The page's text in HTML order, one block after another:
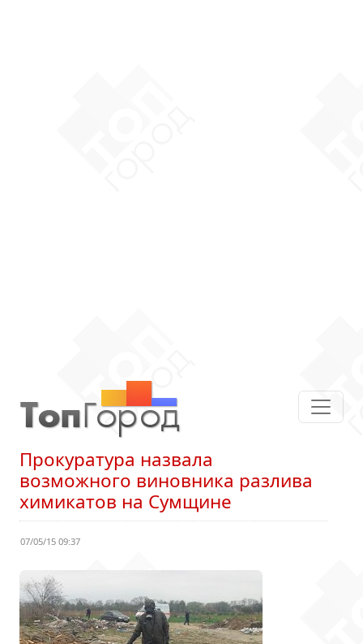
Прокуратура назвала
возможного виновника разлива
химикатов на Сумщине
07/05/15 09:37